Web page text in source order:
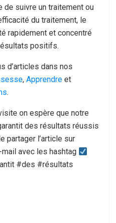
suivre un traitement ou
du traitement, le
rapidement et concentré
positifs.
d’articles dans nos
, Apprendre et
.
on espère que notre
des résultats réussis
partager l’article sur
avec les hashtag
#des #résultats